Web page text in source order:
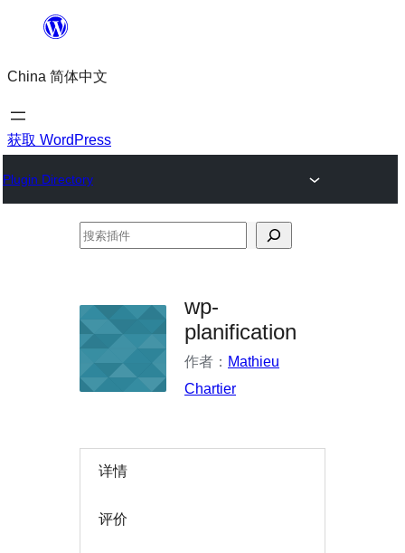
内
容
China 简体中文
获取 WordPress
Plugin Directory
搜
wp-
planification
作者： Mathieu
Chartier
详情
评价